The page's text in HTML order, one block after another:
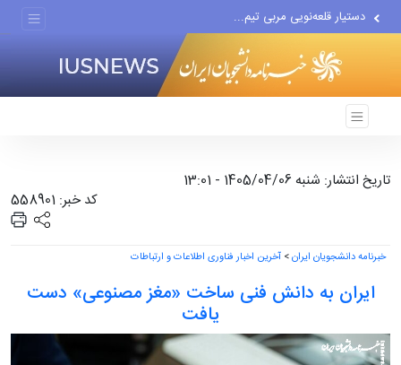
دستیار قلعه‌نویی مربی تیم...
انتشار اخبار جعلی توسط...
تاریخ انتشار: شنبه 1405/04/06 - 13:01
کد خبر: 558901
خبرنامه دانشجویان ایران> آخرین اخبار فناوری اطلاعات و ارتباطات
ایران به دانش فنی ساخت «مغز مصنوعی» دست
یافت